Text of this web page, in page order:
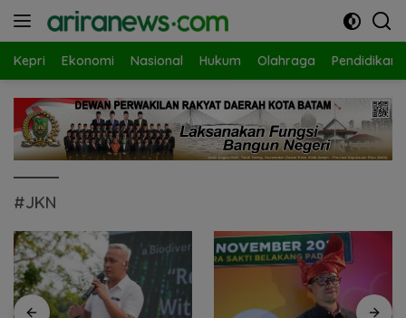
Kepri Ekonomi Nasional Hukum Olahraga Pendidikan
#JKN